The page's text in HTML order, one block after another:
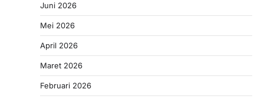
Juni 2026
Mei 2026
April 2026
Maret 2026
Februari 2026